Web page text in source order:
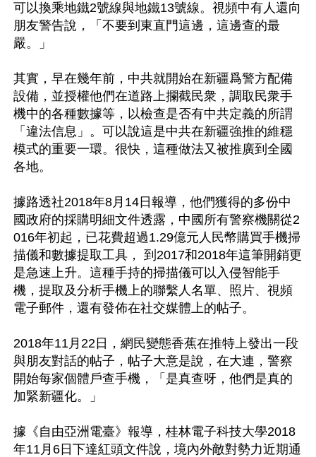
可以換乘地鐵2號線與地鐵13號線。視頻中有人還向
朋友警告說，「不要到東直門這邊，這邊查的最
嚴。」
其實，早在幾年前，中共就開始在新疆爲警方配備
設備，並授權他們在道路上攔截民衆，調取民衆手
機中的各種數據等，以檢查是否有中共定義的所謂
「違法信息」。可以說這是中共在新疆強推的維穩
模式的重要一環。很快，這種做法又被推廣到全國
各地。
據路透社2018年8月14日報導，他們獲得的多份中
國政府的採購明細文件透露，中國所有警察機關從2
016年初起，已花費超過1.29億元人民幣購買手機掃
描儀和數據提取工具， 到2017和2018年這筆開銷更
是急速上升。這種手持的掃描儀可以入侵智能手
機，提取及分析手機上的聯繫人名單、照片、視頻
電子郵件，還有發佈在社交媒體上的帖子。
2018年11月22日，網民變態香蕉在推特上發出一段
與朋友對話的帖子，帖子大意是說，在大連，警察
開始每家個體戶查手機，「是真查呀，他們是真的
加緊新疆化。」
據《自由亞洲電臺》報導，桂林電子科技大學2018
年11月6日下達紅頭文件說，境內外敵對勢力近期通